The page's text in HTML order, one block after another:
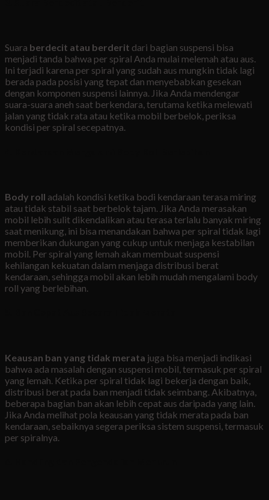
Suara berdecit atau berderit dari bagian suspensi bisa
menjadi tanda bahwa per spiral Anda mulai melemah atau aus.
Ini terjadi karena per spiral yang sudah aus mungkin tidak lagi
berada pada posisi yang tepat dan menyebabkan gesekan
dengan komponen suspensi lainnya. Jika Anda mendengar
suara-suara aneh saat berkendara, terutama ketika melewati
jalan yang tidak rata atau ketika mobil berbelok, periksa
kondisi per spiral secepatnya.
Body roll adalah kondisi ketika bodi kendaraan terasa miring
atau tidak stabil saat berbelok tajam. Jika Anda merasakan
mobil lebih sulit dikendalikan atau terasa terlalu banyak miring
saat menikung, ini bisa menandakan bahwa per spiral tidak lagi
memberikan dukungan yang cukup untuk menjaga kestabilan
mobil. Per spiral yang lemah akan membuat suspensi
kehilangan kekuatan dalam menjaga distribusi berat
kendaraan, sehingga mobil akan lebih mudah mengalami body
roll yang berlebihan.
Keausan ban yang tidak merata juga bisa menjadi indikasi
bahwa ada masalah dengan suspensi mobil, termasuk per spiral
yang lemah. Ketika per spiral tidak lagi bekerja dengan baik,
distribusi berat pada ban menjadi tidak seimbang. Akibatnya,
beberapa bagian ban akan lebih cepat aus daripada yang lain.
Jika Anda melihat pola keausan yang tidak merata pada ban
kendaraan, sebaiknya segera periksa sistem suspensi, termasuk
per spiralnya.